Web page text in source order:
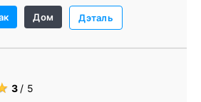
(DMA)
Дом Дэталь
3 / 5